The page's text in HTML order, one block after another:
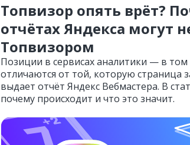
Топвизор опять врёт?
отчётах Яндекса могут
Топвизором
Позиции в сервисах аналитики — в
отличаются от той, которую страница
выдает отчёт Яндекс Вебмастера. В
почему происходит и что это значит.